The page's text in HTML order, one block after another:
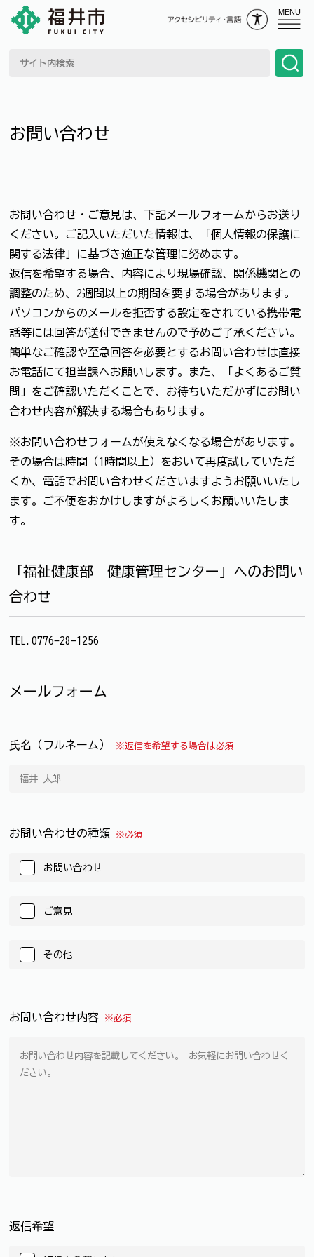
MENU
お問い合わせ
お問い合わせ・ご意見は、下記メールフォームからお送り
ください。ご記入いただいた情報は、「個人情報の保護に
関する法律」に基づき適正な管理に努めます。
返信を希望する場合、内容により現場確認、関係機関との
調整のため、2週間以上の期間を要する場合があります。
パソコンからのメールを拒否する設定をされている携帯電
話等には回答が送付できませんので予めご了承ください。
簡単なご確認や至急回答を必要とするお問い合わせは直接
お電話にて担当課へお願いします。また、「よくあるご質
問」をご確認いただくことで、お待ちいただかずにお問い
合わせ内容が解決する場合もあります。
※お問い合わせフォームが使えなくなる場合があります。
その場合は時間（1時間以上）をおいて再度試していただ
くか、電話でお問い合わせくださいますようお願いいたし
ます。ご不便をおかけしますがよろしくお願いいたしま
す。
「福祉健康部 健康管理センター」へのお問い
合わせ
TEL.0776-28-1256
メールフォーム
氏名（フルネーム） ※返信を希望する場合は必須
お問い合わせの種類 ※必須
お問い合わせ
ご意見
その他
お問い合わせ内容 ※必須
返信希望